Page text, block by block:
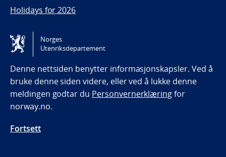
Holidays for 2026
Tilgjengelighetserklæring / Accessibility statement
(NO)
Norges
Utenriksdepartement
Denne nettsiden benytter informasjonskapsler. Ved å
bruke denne siden videre, eller ved å lukke denne
meldingen godtar du Personvernerklæringfor
norway.no.
Fortsett